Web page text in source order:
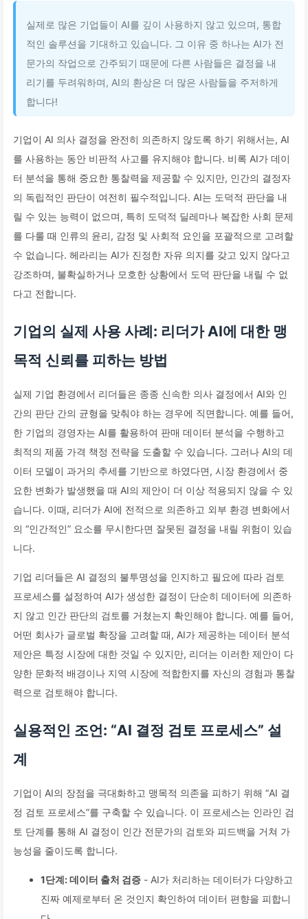
실제로 많은 기업들이 AI를 깊이 사용하지 않고 있으며, 통합
적인 솔루션을 기대하고 있습니다. 그 이유 중 하나는 AI가 전
문가의 작업으로 간주되기 때문에 다른 사람들은 결정을 내
리기를 두려워하며, AI의 환상은 더 많은 사람들을 주저하게
합니다!
기업이 AI 의사 결정을 완전히 의존하지 않도록 하기 위해서는, AI
를 사용하는 동안 비판적 사고를 유지해야 합니다. 비록 AI가 데이
터 분석을 통해 중요한 통찰력을 제공할 수 있지만, 인간의 결정자
의 독립적인 판단이 여전히 필수적입니다. AI는 도덕적 판단을 내
릴 수 있는 능력이 없으며, 특히 도덕적 딜레마나 복잡한 사회 문제
를 다룰 때 인류의 윤리, 감정 및 사회적 요인을 포괄적으로 고려할
수 없습니다. 헤라리는 AI가 진정한 자유 의지를 갖고 있지 않다고
강조하며, 불확실하거나 모호한 상황에서 도덕 판단을 내릴 수 없
다고 전합니다.
기업의 실제 사용 사례: 리더가 AI에 대한 맹
목적 신뢰를 피하는 방법
실제 기업 환경에서 리더들은 종종 신속한 의사 결정에서 AI와 인
간의 판단 간의 균형을 맞춰야 하는 경우에 직면합니다. 예를 들어,
한 기업의 경영자는 AI를 활용하여 판매 데이터 분석을 수행하고
최적의 제품 가격 책정 전략을 도출할 수 있습니다. 그러나 AI의 데
이터 모델이 과거의 추세를 기반으로 하였다면, 시장 환경에서 중
요한 변화가 발생했을 때 AI의 제안이 더 이상 적용되지 않을 수 있
습니다. 이때, 리더가 AI에 전적으로 의존하고 외부 환경 변화에서
의 “인간적인” 요소를 무시한다면 잘못된 결정을 내릴 위험이 있습
니다.
기업 리더들은 AI 결정의 불투명성을 인지하고 필요에 따라 검토
프로세스를 설정하여 AI가 생성한 결정이 단순히 데이터에 의존하
지 않고 인간 판단의 검토를 거쳤는지 확인해야 합니다. 예를 들어,
어떤 회사가 글로벌 확장을 고려할 때, AI가 제공하는 데이터 분석
제안은 특정 시장에 대한 것일 수 있지만, 리더는 이러한 제안이 다
양한 문화적 배경이나 지역 시장에 적합한지를 자신의 경험과 통찰
력으로 검토해야 합니다.
실용적인 조언: “AI 결정 검토 프로세스” 설
계
기업이 AI의 장점을 극대화하고 맹목적 의존을 피하기 위해 “AI 결
정 검토 프로세스”를 구축할 수 있습니다. 이 프로세스는 인라인 검
토 단계를 통해 AI 결정이 인간 전문가의 검토와 피드백을 거쳐 가
능성을 줄이도록 합니다.
1단계: 데이터 출처 검증 - AI가 처리하는 데이터가 다양하고
진짜 예제로부터 온 것인지 확인하여 데이터 편향을 피합니